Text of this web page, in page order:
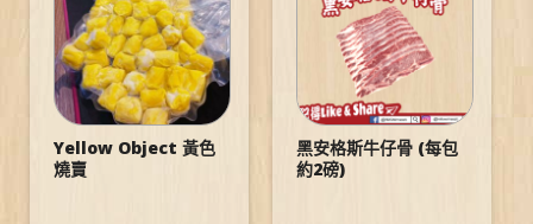
Yellow Object 黃色
燒賣
黑安格斯牛仔骨 (每包
約2磅)